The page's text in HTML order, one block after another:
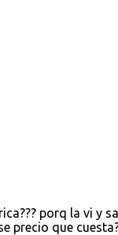
porq la vi y
precio que